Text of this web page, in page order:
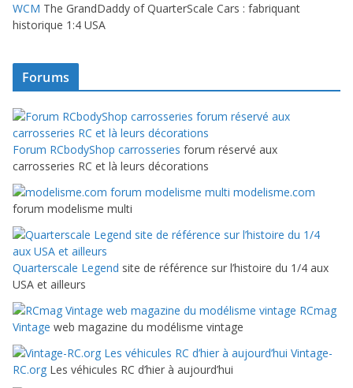
WCM The GrandDaddy of QuarterScale Cars : fabriquant
historique 1:4 USA
Forums
Forum RCbodyShop carrosseries forum réservé aux
carrosseries RC et là leurs décorations
modelisme.com
forum modelisme multi
Quarterscale Legend site de référence sur l’histoire du 1/4 aux
USA et ailleurs
RCmag
Vintage web magazine du modélisme vintage
Vintage-
RC.org Les véhicules RC d’hier à aujourd’hui